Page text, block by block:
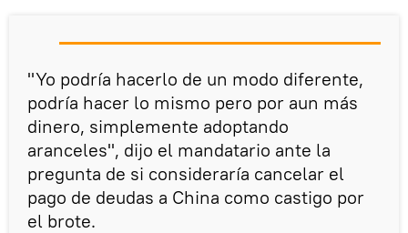
"Yo podría hacerlo de un modo diferente,
podría hacer lo mismo pero por aun más
dinero, simplemente adoptando
aranceles", dijo el mandatario ante la
pregunta de si consideraría cancelar el
pago de deudas a China como castigo por
el brote.